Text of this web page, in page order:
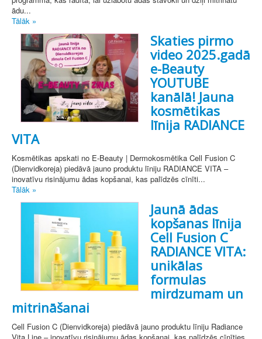
ādu...
Tālāk »
Skaties pirmo
video 2025.gadā
e-Beauty
YOUTUBE
kanālā! Jauna
kosmētikas
līnija RADIANCE
VITA
Kosmētikas apskati no E-Beauty | Dermokosmētika Cell Fusion C
(Dienvidkoreja) piedāvā jauno produktu līniju RADIANCE VITA –
inovatīvu risinājumu ādas kopšanai, kas palīdzēs cīnīti...
Tālāk »
Jaunā ādas
kopšanas līnija
Cell Fusion C
RADIANCE VITA:
unikālas
formulas
mirdzumam un
mitrināšanai
Cell Fusion C (Dienvidkoreja) piedāvā jauno produktu līniju Radiance